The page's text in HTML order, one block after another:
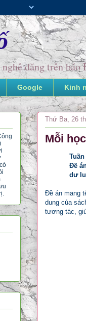
đăng trên
Google Kinh
Thứ Ba, 26
Mỗi
Đề
dư
Đề án mang
dung của
tương tác,